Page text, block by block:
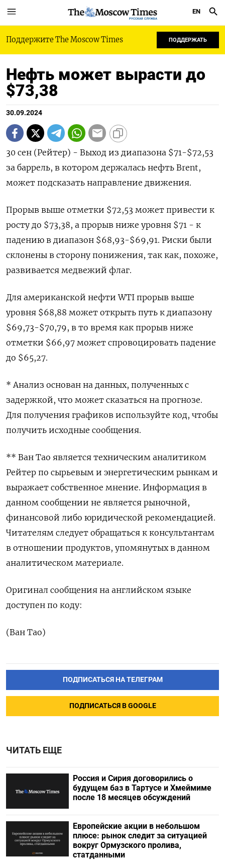
РУССКАЯ СЛУЖБА
EN
Поддержите The Moscow Times ПОДДЕРЖАТЬ
Нефть может вырасти до
$73,38
30.09.2024
30 сен (Рейтер) - Выход из диапазона $71-$72,53
за баррель, в котором держалась нефть Brent,
может подсказать направление движения.
Прорыв выше отметки $72,53 может привести к
росту до $73,38, а прорыв ниже уровня $71 - к
падению в диапазон $68,93-$69,91. Риски были
склонены в сторону понижения, так как, похоже,
развивается медвежий флаг.
Для американской нефти WTI прорыв выше
уровня $68,88 может открыть путь к диапазону
$69,73-$70,79, в то время как прорыв ниже
отметки $66,97 может спровоцировать падение
до $65,27.
* Анализ основан на данных, полученных с
задержкой, что может сказаться на прогнозе.
Для получения графиков используйте код, чтобы
получить исходные сообщения.
** Ван Тао является техническим аналитиком
Рейтер по сырьевым и энергетическим рынкам и
выражает собственное мнение. Информация в
данном сообщении не является рыночной,
финансовой либо юридической рекомендацией.
Читателям следует обращаться к консультантам
в отношении продуктов, упомянутых в данном
аналитическом материале.
Оригинал сообщения на английском языке
доступен по коду:
(Ван Тао)
ПОДПИСАТЬСЯ НА ТЕЛЕГРАМ
ПОДПИСАТЬСЯ В GOOGLE
ЧИТАТЬ ЕЩЕ
Россия и Сирия договорились о
будущем баз в Тартусе и Хмеймиме
после 18 месяцев обсуждений
Европейские акции в небольшом
плюсе: рынок следит за ситуацией
вокруг Ормузского пролива,
статданными